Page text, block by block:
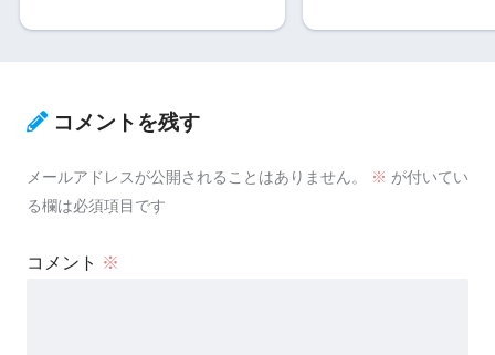
コメントを残す
メールアドレスが公開されることはありません。 ※ が付いてい
る欄は必須項目です
コメント ※